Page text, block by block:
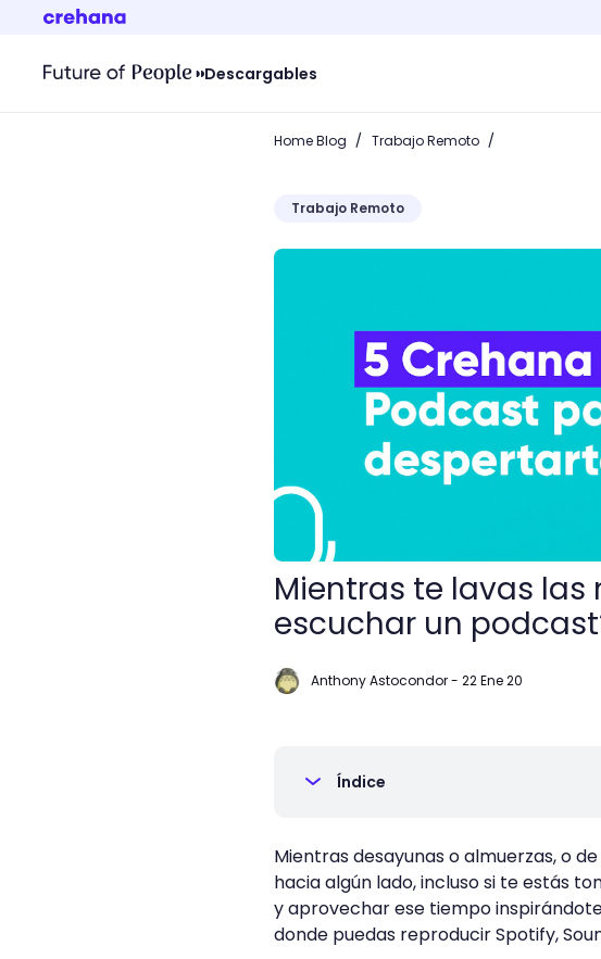
Descargables
Home Blog / Trabajo Remoto /
Trabajo Remoto
Mientras te lavas las manos, ¿por qué
Mientras te lavas las
escuchar un
Anthony Astocondor- 22 Ene 20
Índice
Mientras desayunas o almuerzas, o
hacia algún lado, incluso si te estás
y aprovechar ese tiempo
donde puedas reproducir Spotify,